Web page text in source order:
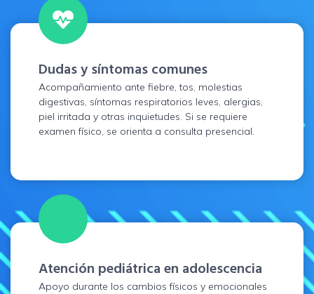
Dudas y síntomas comunes
Acompañamiento ante fiebre, tos, molestias
digestivas, síntomas respiratorios leves, alergias,
piel irritada y otras inquietudes. Si se requiere
examen físico, se orienta a consulta presencial.
Atención pediátrica en adolescencia
Apoyo durante los cambios físicos y emocionales